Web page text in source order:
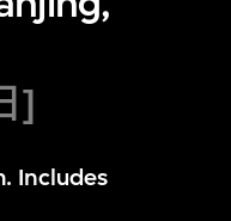
]
Includes